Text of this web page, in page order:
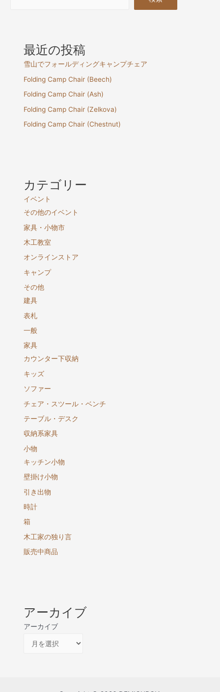
最近の投稿
雪山でフォールディングキャンプチェア
Folding Camp Chair (Beech)
Folding Camp Chair (Ash)
Folding Camp Chair (Zelkova)
Folding Camp Chair (Chestnut)
カテゴリー
イベント
その他のイベント
家具・小物市
木工教室
オンラインストア
キャンプ
その他
建具
表札
一般
家具
カウンター下収納
キッズ
ソファー
チェア・スツール・ベンチ
テーブル・デスク
収納系家具
小物
キッチン小物
壁掛け小物
引き出物
時計
箱
木工家の独り言
販売中商品
アーカイブ
アーカイブ